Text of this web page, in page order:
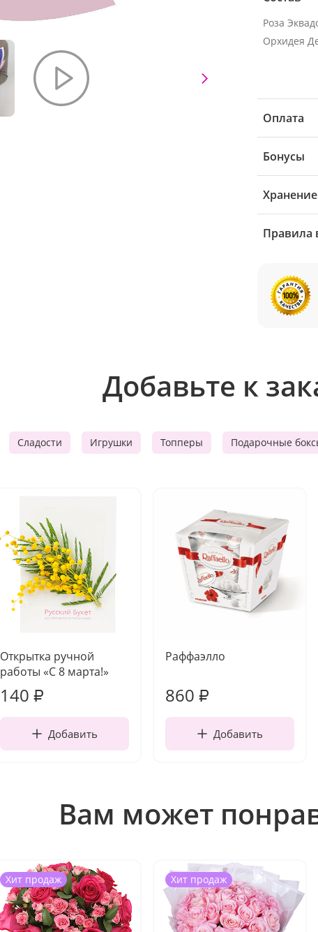
Орхидея
Оплата
Бонусы
Правила
Добавьте к
Сладости Игрушки Топперы Подарочные
Открытка ручной
работы «С 8 марта!»
140 ₽
Добавить
Раффаэлло
860 ₽
Добавить
Вам может
Хит продаж Хит продаж